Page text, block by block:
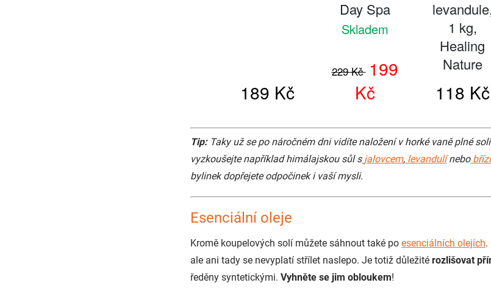
Tip:Taky už se po náročném dni vidíte naložení v horké vaně plné
vyzkoušejte například himálajskou sůl s jalovcem, levandulínebo
bylinek dopřejete odpočinek i vaší mysli.
Esenciální oleje
Kromě koupelových solí můžete sáhnout také po esenciálních olejích.
ale ani tady se nevyplatí střílet naslepo. Je totiž důležité rozlišovat
ředěny syntetickými. Vyhněte se jim obloukem!